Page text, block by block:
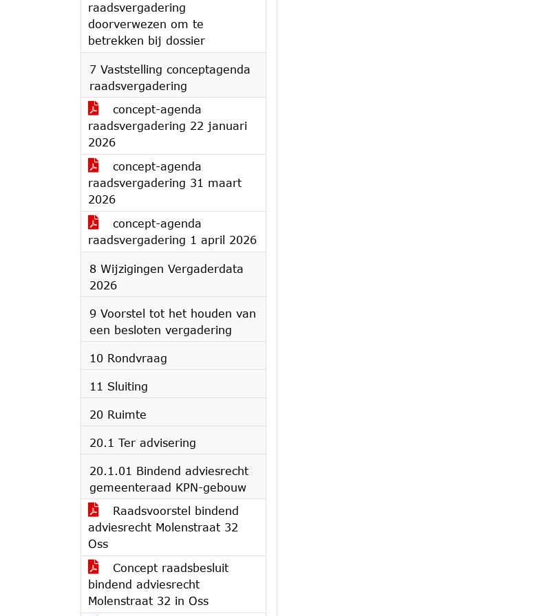
raadsvergadering
doorverwezen om te
betrekken bij dossier
7 Vaststelling conceptagenda
raadsvergadering
concept-agenda
raadsvergadering 22 januari
2026
concept-agenda
raadsvergadering 31 maart
2026
concept-agenda
raadsvergadering 1 april 2026
8 Wijzigingen Vergaderdata
2026
9 Voorstel tot het houden van
een besloten vergadering
10 Rondvraag
11 Sluiting
20 Ruimte
20.1 Ter advisering
20.1.01 Bindend adviesrecht
gemeenteraad KPN-gebouw
Raadsvoorstel bindend
adviesrecht Molenstraat 32
Oss
Concept raadsbesluit
bindend adviesrecht
Molenstraat 32 in Oss